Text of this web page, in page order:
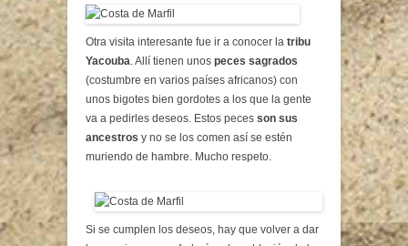
Otra visita interesante fue ir a conocer la tribu
Yacouba. Allí tienen unos peces sagrados
(costumbre en varios países africanos) con
unos bigotes bien gordotes a los que la gente
va a pedirles deseos. Estos peces son sus
ancestros y no se los comen así se estén
muriendo de hambre. Mucho respeto.
Si se cumplen los deseos, hay que volver a dar